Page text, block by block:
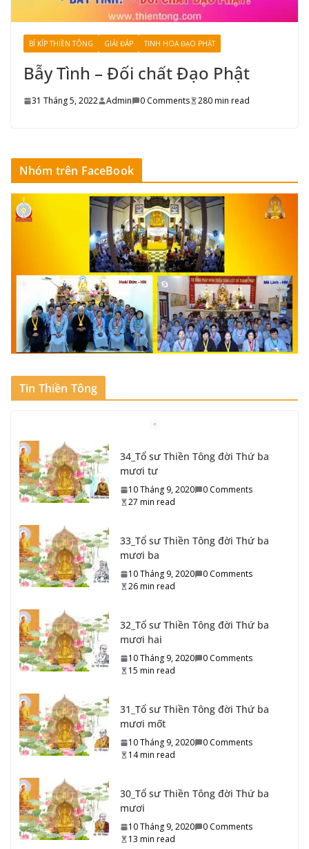
BÍ KÍP THIỀN TÔNG GIẢI ĐÁP TINH HOA ĐẠO PHẬT
Bẫy Tình – Đối chất Đạo Phật
31 Tháng 5, 2022 Admin 0 Comments 280 min read
Nhóm trên FaceBook
Tin Thiền Tông
33_Tổ sư Thiền Tông đời Thứ ba
mươi ba
10 Tháng 9, 2020
0 Comments
26 min read
32_Tổ sư Thiền Tông đời Thứ ba
mươi hai
10 Tháng 9, 2020
0 Comments
15 min read
31_Tổ sư Thiền Tông đời Thứ ba
mươi mốt
10 Tháng 9, 2020
0 Comments
14 min read
30_Tổ sư Thiền Tông đời Thứ ba
mươi
10 Tháng 9, 2020
0 Comments
13 min read
29_Tổ sư Thiền Tông đời Thứ hai
mươi chín
10 Tháng 9, 2020
0 Comments
28 min read